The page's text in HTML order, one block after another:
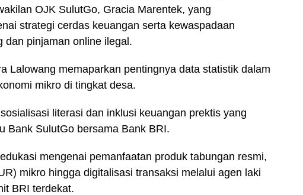
OJK SulutGo, Gracia Marentek, yang
strategi cerdas keuangan serta kewaspadaan
dan pinjaman online ilegal.
Lalowang memaparkan pentingnya data statistik dalam
mikro di tingkat desa.
literasi dan inklusi keuangan prektis yang
Bank SulutGo bersama Bank BRI.
mengenai pemanfaatan produk tabungan resmi,
mikro hingga digitalisasi transaksi melalui agen laki
BRI terdekat.